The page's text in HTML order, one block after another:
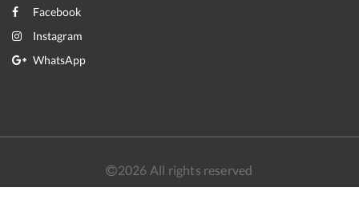
Facebook
Instagram
WhatsApp
2026 All rights reserved